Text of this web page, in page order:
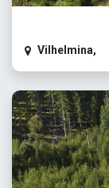
Vilhelmina,